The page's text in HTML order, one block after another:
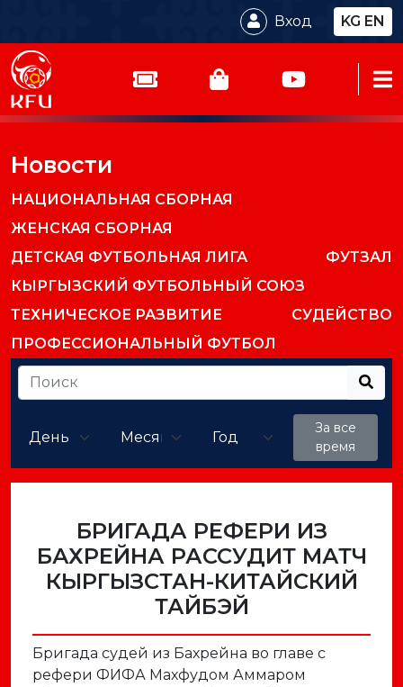
Вход KG EN
Новости
НАЦИОНАЛЬНАЯ СБОРНАЯ
ЖЕНСКАЯ СБОРНАЯ
ДЕТСКАЯ ФУТБОЛЬНАЯ ЛИГА
ФУТЗАЛ
КЫРГЫЗСКИЙ ФУТБОЛЬНЫЙ СОЮЗ
ТЕХНИЧЕСКОЕ РАЗВИТИЕ
СУДЕЙСТВО
ПРОФЕССИОНАЛЬНЫЙ ФУТБОЛ
За все
время
БРИГАДА РЕФЕРИ ИЗ
БАХРЕЙНА РАССУДИТ МАТЧ
КЫРГЫЗСТАН-КИТАЙСКИЙ
ТАЙБЭЙ
Бригада судей из Бахрейна во главе с
рефери ФИФА Махфудом Аммаром